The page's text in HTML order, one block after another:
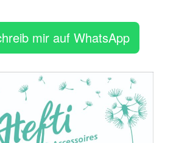
mir auf WhatsApp